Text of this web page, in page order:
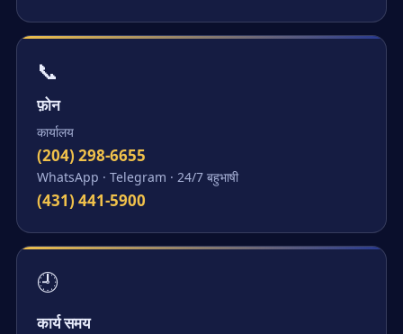
📞
फ़ोन
कार्यालय
(204) 298-6655
WhatsApp · Telegram · 24/7 बहुभाषी
(431) 441-5900
🕘
कार्य समय